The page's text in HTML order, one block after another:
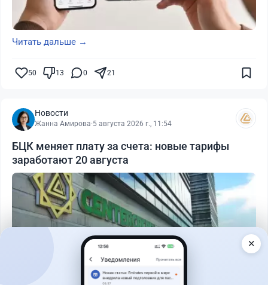
Читать дальше →
50 13 0 21
Новости
Жанна Амирова·5 августа 2026 г., 11:54
БЦК меняет плату за счета: новые тарифы
заработают 20 августа
✕